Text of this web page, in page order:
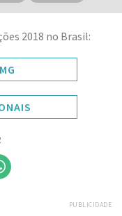
2018 no Brasil:
PUBLICIDADE